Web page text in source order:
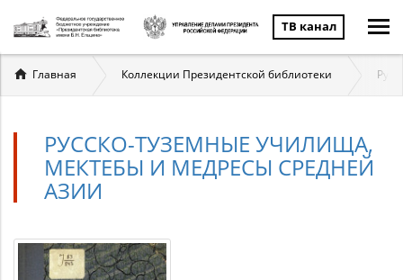
ТВ канал
Вы
здесь
Главная Коллекции Президентской библиотеки
РУССКО-ТУЗЕМНЫЕ УЧИЛИЩА,
МЕКТЕБЫ И МЕДРЕСЫ СРЕДНЕЙ
АЗИИ